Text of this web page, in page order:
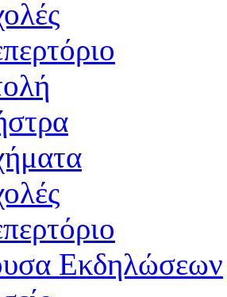
Εκδηλώσεων